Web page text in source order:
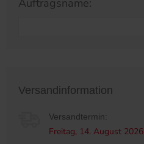
Auftragsname:
Versandinformation
Versandtermin:
Freitag, 14. August 2026